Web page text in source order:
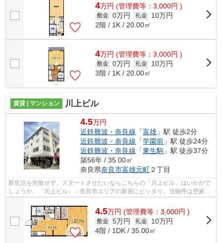
4万円 (管理費等：3,000円 )
敷金 0万円 礼金
10万円
2階 / 1K / 20.00㎡
4万円 (管理費等：3,000円 )
敷金 0万円 礼金
10万円
3階 / 1K / 20.00㎡
賃貸 | マンション 川上ビル
4.5万円
近鉄難波・奈良線 「富雄 」駅 徒歩2分
近鉄難波・奈良線 「学園前 」駅 徒歩24分
近鉄難波・奈良線 「東生駒 」駅 徒歩37分
築56年 / 35.00㎡
奈良県奈良市富雄元町２丁目
新生活を失敗せず、スタートさせたいならこちらの「川上ビル」はいかがで
しょうか。「川上ビル」：奈良市エリアの新居にピッタリ。当物件は空家で
すので、内覧もスムーズです。近鉄難...
4.5万円 (管理費等：3,000円 )
敷金 5万円 礼金
10万円
4階 / 1DK / 35.00㎡